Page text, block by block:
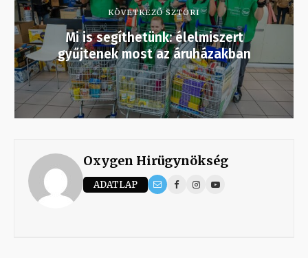
KÖVETKEZŐ SZTORI
Mi is segíthetünk: élelmiszert
gyűjtenek most az áruházakban
Oxygen Hirügynökség
ADATLAP